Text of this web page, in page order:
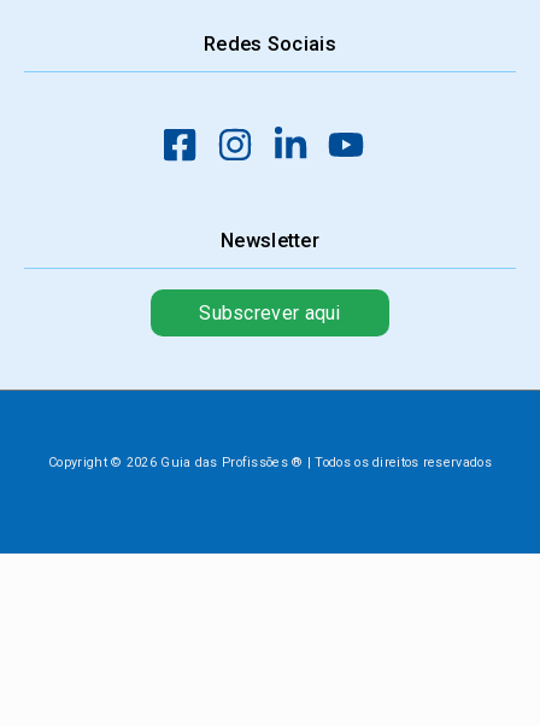
Redes Sociais
Newsletter
Subscrever aqui
Copyright © 2026 Guia das Profissões ® | Todos os direitos reservados